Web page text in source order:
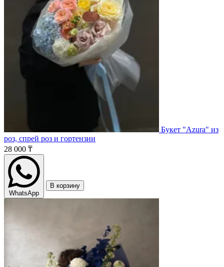
Букет "Azura" из
роз, спрей роз и гортензии
28 000 ₸
WhatsApp
В корзину